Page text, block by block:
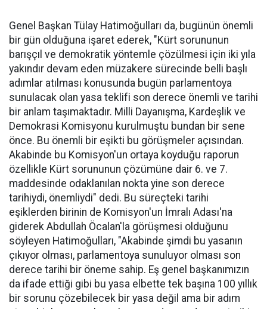
Genel Başkan Tülay Hatimoğulları da, bugünün önemli
bir gün olduğuna işaret ederek, "Kürt sorununun
barışçıl ve demokratik yöntemle çözülmesi için iki yıla
yakındır devam eden müzakere sürecinde belli başlı
adımlar atılması konusunda bugün parlamentoya
sunulacak olan yasa teklifi son derece önemli ve tarihi
bir anlam taşımaktadır. Milli Dayanışma, Kardeşlik ve
Demokrasi Komisyonu kurulmuştu bundan bir sene
önce. Bu önemli bir eşikti bu görüşmeler açısından.
Akabinde bu Komisyon'un ortaya koyduğu raporun
özellikle Kürt sorununun çözümüne dair 6. ve 7.
maddesinde odaklanılan nokta yine son derece
tarihiydi, önemliydi" dedi. Bu süreçteki tarihi
eşiklerden birinin de Komisyon'un İmralı Adası'na
giderek Abdullah Öcalan'la görüşmesi olduğunu
söyleyen Hatimoğulları, "Akabinde şimdi bu yasanın
çıkıyor olması, parlamentoya sunuluyor olması son
derece tarihi bir öneme sahip. Eş genel başkanımızın
da ifade ettiği gibi bu yasa elbette tek başına 100 yıllık
bir sorunu çözebilecek bir yasa değil ama bir adım